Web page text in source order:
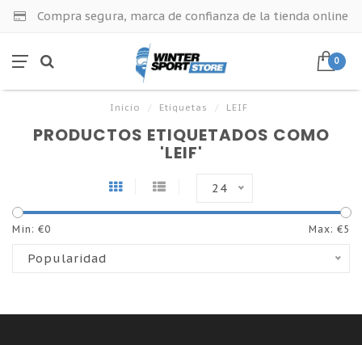
Compra segura, marca de confianza de la tienda online
0
Inicio / Etiquetas / LEIF
PRODUCTOS ETIQUETADOS COMO
'LEIF'
24
Min: €0 Max: €5
Popularidad